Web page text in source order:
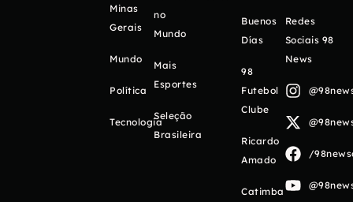
Minas
Gerais
Mundo
Política
Tecnologia
no
Mundo
Mais
Esportes
Seleção
Brasileira
Buenos
Días
98
Futebol
Clube
Ricardo
Amado
Catimba
Redes
Sociais 98
News
/